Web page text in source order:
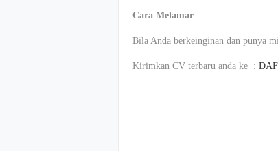
Cara Melamar
Bila Anda berkeinginan dan punya
Kirimkan CV terbaru anda ke :